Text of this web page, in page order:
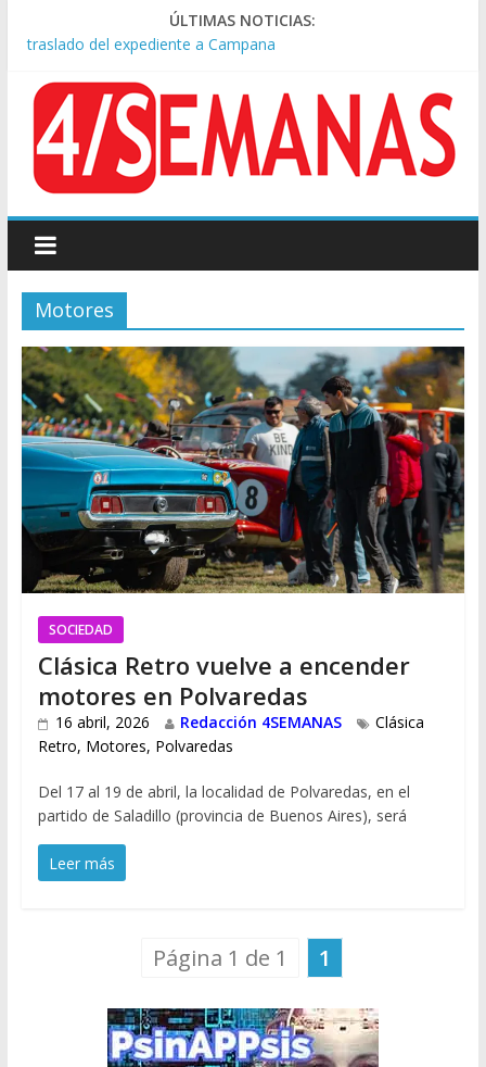
ÚLTIMAS NOTICIAS:
Causa AFA: el juez Amarante calificó de “ficción judicial” el
traslado del expediente a Campana
colectivo: siete heridos
Día de San Cayetano: masiva marcha a Plaza de Mayo de
sindicatos y organizaciones sociales
Pesar por la muerte de Leandro Rud, histórico representante
y conductor de TV
apuntó: “Vino un poco endiablada”
Motores
SOCIEDAD
Clásica Retro vuelve a encender
motores en Polvaredas
16 abril, 2026 Redacción 4SEMANAS
Clásica
Retro, Motores, Polvaredas
Del 17 al 19 de abril, la localidad de Polvaredas, en el
partido de Saladillo (provincia de Buenos Aires), será
Leer más
Página 1 de 1 1